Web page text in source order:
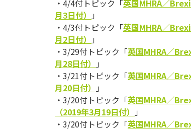
・4/4付トピック「英国MHRA／
月3日付）
」
・4/3付トピック「英国MHRA／
月2日付）
」
・3/29付トピック「英国MHRA／
月28日付）
」
・3/21付トピック「英国MHRA／
月20日付）
」
・3/20付トピック「英国MHRA／
（2019年3月19日付）
」
・3/20付トピック「英国MHRA／